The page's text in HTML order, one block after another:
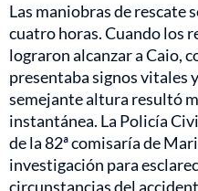
Las maniobras de rescate
cuatro horas. Cuando los
lograron alcanzar a Caio,
presentaba signos vitales
semejante altura resultó
instantánea. La Policía
de la 82ª comisaría de
investigación para
circunstancias del